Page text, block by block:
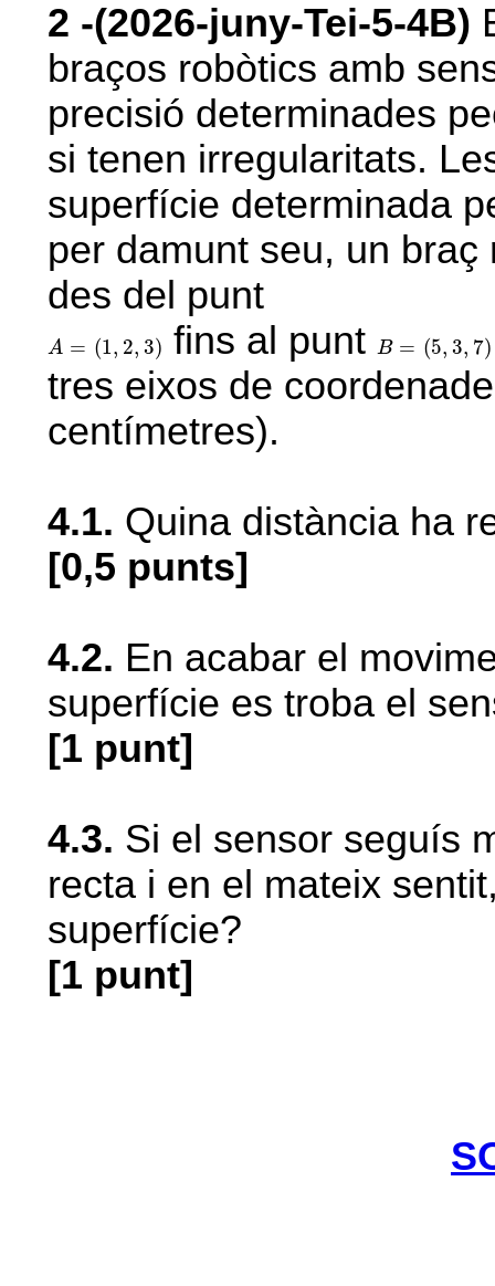
2 -(2026-juny-Tei-5-4B)
braços robòtics amb
precisió determinades
si tenen irregularitats.
superfície determinada
per damunt seu, un
des del punt
A = (1, 2, 3)
A ,2 3) fins al puntB = (5, 3, 7)
B= ,3 7)
tres eixos de
centímetres).
4.1. Quina distància ha
[0,5 punts]
4.2. En acabar el
superfície es troba el
[1 punt]
4.3. Si el sensor seguís
recta i en el mateix
superfície?
[1 punt]